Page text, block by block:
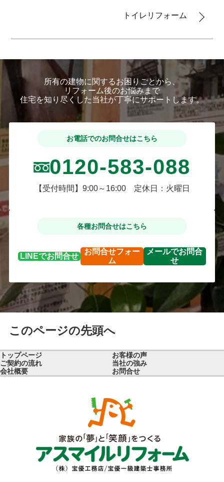
トイレリフォーム
所有の建物に関するお困りごとから、
リフォーム後のお悩みまで
住宅を知り尽くした当社が丁寧にサポートします。
お電話でのお問合せはこちら
0120-583-088
【受付時間】9:00～16:00 定休日：火曜日
各種お問合せはこちら
LINEでお問合せ
お問合せフォー
ム
メールでお問合
せ
このページの先頭へ
トップページ
お客様の声
ご契約の流れ
当社の強み
会社概要
お問合せ